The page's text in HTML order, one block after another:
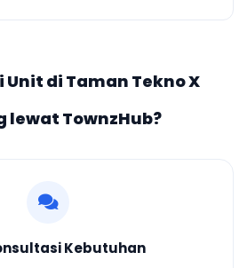
Unit di Taman Tekno X
lewat TownzHub?
Kebutuhan